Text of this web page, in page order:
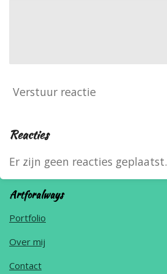
Verstuur reactie
Reacties
Er zijn geen reacties geplaatst.
Artforalways
Portfolio
Over mij
Contact